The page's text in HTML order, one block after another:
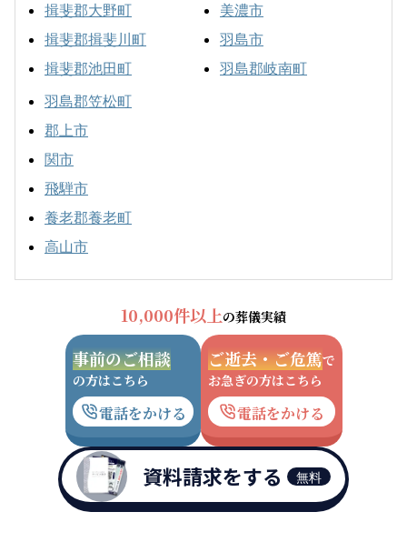
揖斐郡大野町
揖斐郡揖斐川町
揖斐郡池田町
美濃市
羽島市
羽島郡岐南町
羽島郡笠松町
郡上市
関市
飛騨市
養老郡養老町
高山市
10,000件以上の葬儀実績
事前のご相談
の方はこちら
電話をかける
ご逝去・ご危篤で
お急ぎの方はこちら
電話をかける
資料請求をする 無料